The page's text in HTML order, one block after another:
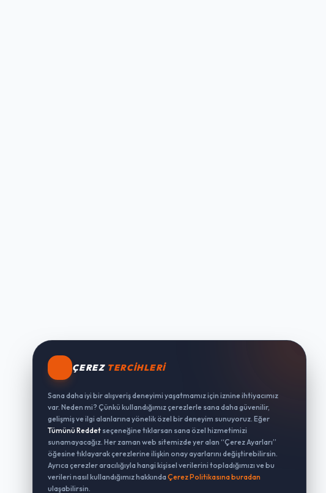
ÇEREZ TERCIHLERI
Sana daha iyi bir alışveriş deneyimi yaşatmamız için iznine ihtiyacımız
var. Neden mi? Çünkü kullandığımız çerezlerle sana daha güvenilir,
gelişmiş ve ilgi alanlarına yönelik özel bir deneyim sunuyoruz. Eğer
Tümünü Reddet seçeneğine tıklarsan sana özel hizmetimizi
sunamayacağız. Her zaman web sitemizde yer alan “Çerez Ayarları”
öğesine tıklayarak çerezlerine ilişkin onay ayarlarını değiştirebilirsin.
Ayrıca çerezler aracılığıyla hangi kişisel verilerini topladığımızı ve bu
verileri nasıl kullandığımız hakkında Çerez Politikasına buradan
ulaşabilirsin.